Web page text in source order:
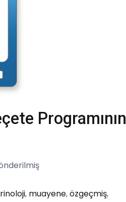
Programının
, muayene,özgeçmiş,